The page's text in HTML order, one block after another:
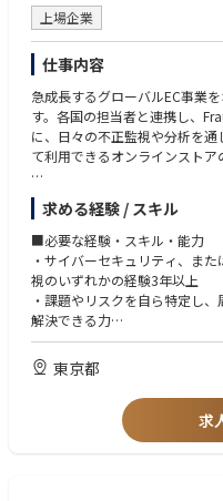
上場企業
仕事内容
急成長するグローバルEC事業
す。各国の担当者と連携し、
に、日々の不正監視や分析を
て利用できるオンラインストア
【具体的な業務内容例】
・ログ監視基盤(SIEM)の運用、
・不正監視業務の構築、運用 (
求める経験 / スキル
■必要な経験・スキル・能力
・サイバーセキュリティ、ま
視のいずれかの経験3年以上
・課題やリスクを自ら特定し
解決できる力
・役割や立場、考え方が異な
合意形成・利害調整をしなが
・ビジネスレベルの英語力 (目
ルダーとの口頭・書面でのコ
東京都
求